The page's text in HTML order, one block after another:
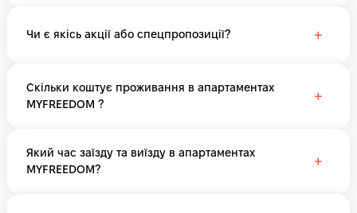
Чи є якісь акції або спецпропозиції? +
Скільки коштує проживання в апартаментах
MYFREEDOM ?
+
Який час заїзду та виїзду в апартаментах
MYFREEDOM?
+